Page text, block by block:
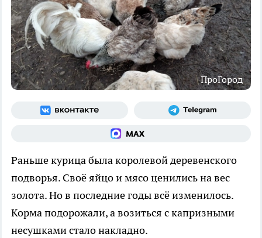
ПроГород
Раньше курица была королевой деревенского
подворья. Своё яйцо и мясо ценились на вес
золота. Но в последние годы всё изменилось.
Корма подорожали, а возиться с капризными
несушками стало накладно.